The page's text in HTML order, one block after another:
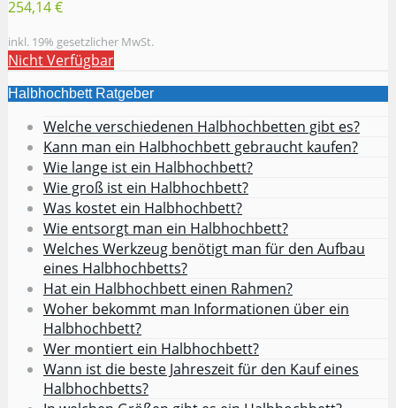
254,14 €
inkl. 19% gesetzlicher MwSt.
Nicht Verfügbar
Halbhochbett Ratgeber
Welche verschiedenen Halbhochbetten gibt es?
Kann man ein Halbhochbett gebraucht kaufen?
Wie lange ist ein Halbhochbett?
Wie groß ist ein Halbhochbett?
Was kostet ein Halbhochbett?
Wie entsorgt man ein Halbhochbett?
Welches Werkzeug benötigt man für den Aufbau
eines Halbhochbetts?
Hat ein Halbhochbett einen Rahmen?
Woher bekommt man Informationen über ein
Halbhochbett?
Wer montiert ein Halbhochbett?
Wann ist die beste Jahreszeit für den Kauf eines
Halbhochbetts?